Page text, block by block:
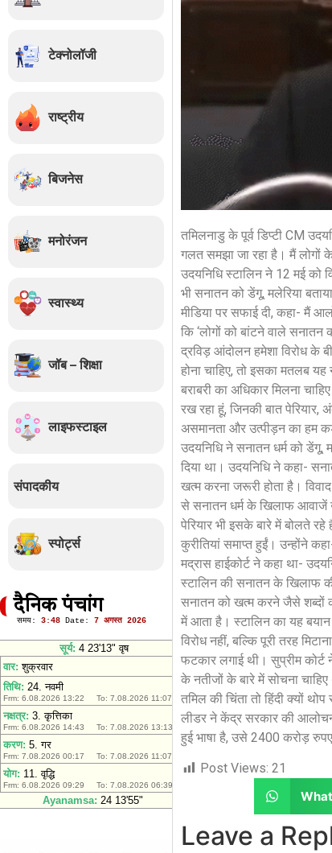
टेक्नोलॉजी
राष्ट्रीय
बिजनेस
मनोरंजन
स्वास्थ्य
जॉब – शिक्षा
लाइफस्टाइल
संपादकीय
स्पोर्ट्स
दैनिक पंचांग
तमिलनाडु के पूर्व डिप्टी CM
गलत समझा जा रहा है। मैं लोगों
उदयनिधि स्टालिन ने 12 मई को
भी सनातन को डेंगू, मलेरिया
मीडिया पर सफाई दी, कहा- मैं
कि ‘लोगों को बांटने वाले
द्रविड़ आंदोलन हमेशा विरोध के
होना चाहिए, तो इसका मतलब
बराबरी का अधिकार मिलना
रख रहा हूं, जिनकी बात
असमानता और उत्पीड़न का हम
उदयनिधि ने सनातन धर्म को डेंगू,
दिया था। उदयनिधि ने कहा-
खत्म करना जरूरी होता है।
से सनातन धर्म के खिलाफ आवाजें
पेरियार भी इसके बारे में बोलते
कुरीतियां समाप्त हुईं। उन्होंने
मद्रास हाईकोर्ट ने कहा था-
स्टालिन की सनातन के खिलाफ
सनातन को खत्म करने जैसे शब्दों
में आता है। स्टालिन का यह
विरोध नहीं, बल्कि पूरी तरह
फटकार लगाई थी। सुप्रीम
के नतीजों के बारे में सोचना
तमिल की चिंता तो हिंदी क्यों
लीडर ने केंद्र सरकार की
हुई भाषा है, उसे 2400 करोड़
Post Views: 21
Leave a